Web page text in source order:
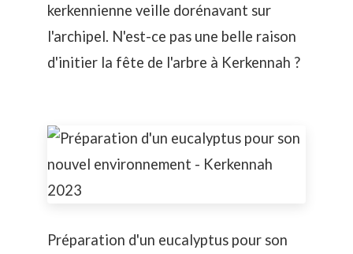
kerkennienne veille dorénavant sur
l'archipel. N'est-ce pas une belle raison
d'initier la fête de l'arbre à Kerkennah ?
Préparation d'un eucalyptus pour son